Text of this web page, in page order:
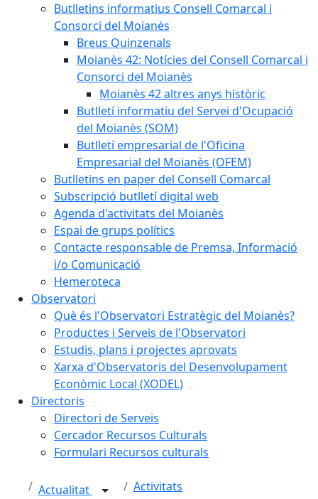
Butlletins informatius Consell Comarcal i
Consorci del Moianès
Breus Quinzenals
Moianès 42: Notícies del Consell Comarcal i
Consorci del Moianès
Moianès 42 altres anys històric
Butlletí informatiu del Servei d'Ocupació
del Moianès (SOM)
Butlletí empresarial de l'Oficina
Empresarial del Moianès (OFEM)
Butlletins en paper del Consell Comarcal
Subscripció butlletí digital web
Agenda d'activitats del Moianès
Espai de grups polítics
Contacte responsable de Premsa, Informació
i/o Comunicació
Hemeroteca
Observatori
Què és l'Observatori Estratègic del Moianès?
Productes i Serveis de l'Observatori
Estudis, plans i projectes aprovats
Xarxa d'Observatoris del Desenvolupament
Econòmic Local (XODEL)
Directoris
Directori de Serveis
Cercador Recursos Culturals
Formulari Recursos culturals
Actualitat Activitats